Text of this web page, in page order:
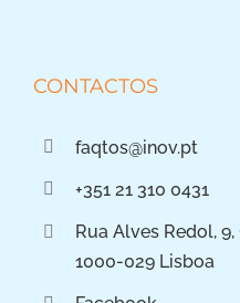
CONTACTOS
faqtos@inov.pt
+351 21 310 0431
Rua Alves Redol, 9,
1000-029 Lisboa